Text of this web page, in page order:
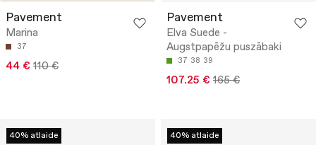
Pavement
Marina
37
44 € 110 €
Pavement
Elva Suede -
Augstpapēžu puszābaki
37 38 39
107.25 € 165 €
40% atlaide 40% atlaide